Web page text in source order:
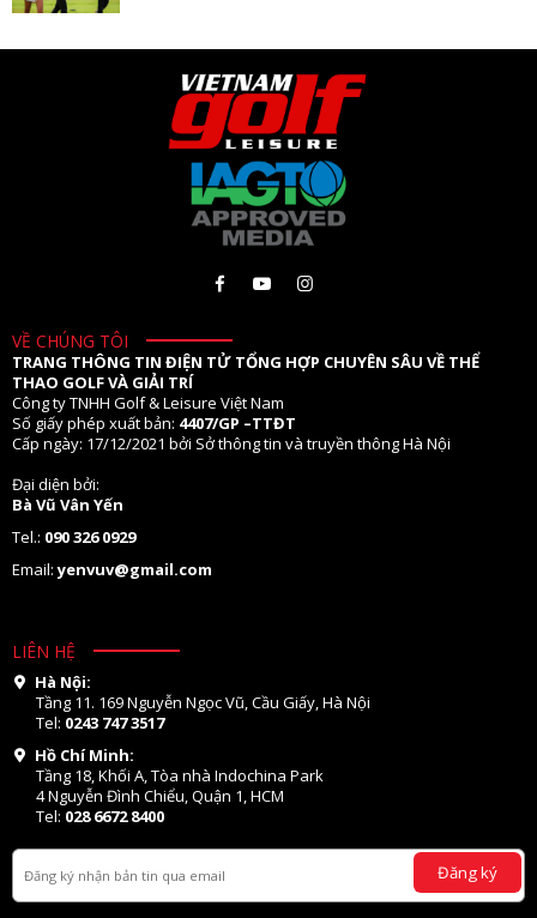
VỀ CHÚNG TÔI
TRANG THÔNG TIN ĐIỆN TỬ TỔNG HỢP CHUYÊN SÂU VỀ THỂ
THAO GOLF VÀ GIẢI TRÍ
Công ty TNHH Golf & Leisure Việt Nam
Số giấy phép xuất bản: 4407/GP –TTĐT
Cấp ngày: 17/12/2021 bởi Sở thông tin và truyền thông Hà Nội
Đại diện bởi:
Bà Vũ Vân Yến
Tel.: 090 326 0929
Email:yenvuv@gmail.com
LIÊN HỆ
Hà Nội:
Tầng 11. 169 Nguyễn Ngọc Vũ, Cầu Giấy, Hà Nội
Tel: 0243 747 3517
Hồ Chí Minh:
Tầng 18, Khối A, Tòa nhà Indochina Park
4 Nguyễn Đình Chiểu, Quận 1, HCM
Tel: 028 6672 8400
Đăng ký